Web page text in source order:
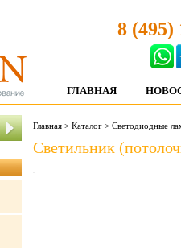
8 (495)
ГЛАВНАЯ
Главная > Каталог > Светодиодные
Светильник